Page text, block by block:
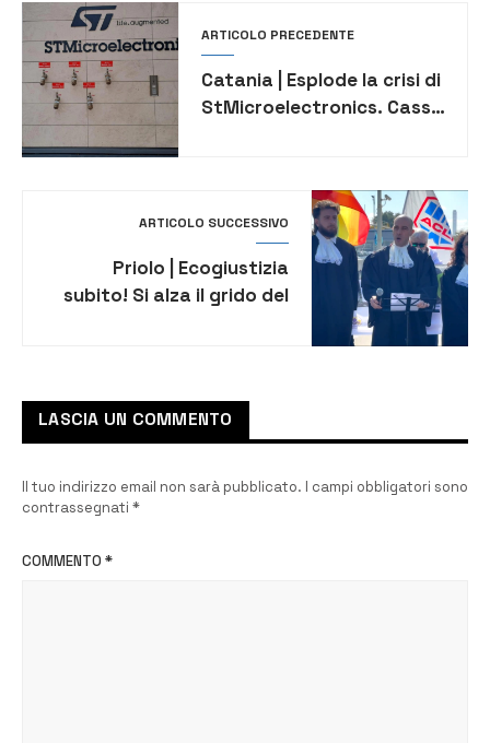
ARTICOLO PRECEDENTE
Catania | Esplode la crisi di
StMicroelectronics. Cassa
ARTICOLO SUCCESSIVO
Priolo | Ecogiustizia
subito! Si alza il grido del
LASCIA UN COMMENTO
Il tuo indirizzo email non sarà pubblicato. I campi obbligatori sono
contrassegnati *
COMMENTO *